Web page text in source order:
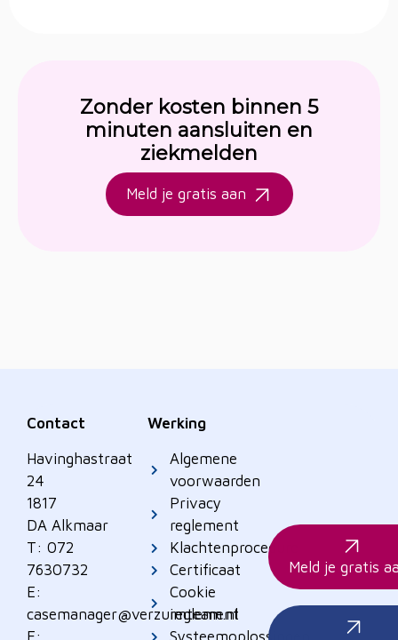
Zonder kosten binnen 5
minuten aansluiten en
ziekmelden
Meld je gratis aan
Contact
Havinghastraat
24
1817
DA Alkmaar
T: 072
7630732
E:
casemanager@verzuimteam.nl
E:
Werking
Algemene
voorwaarden
Privacy
reglement
Klachtenprocedure
Certificaat
Cookie
reglement
Systeemoplossingen
Meld je gratis